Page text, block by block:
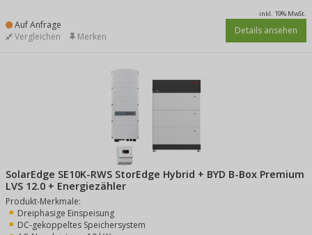
inkl. 19% MwSt.
Auf Anfrage Details ansehen
Vergleichen Merken
SolarEdge SE10K-RWS StorEdge Hybrid + BYD B-Box Premium
LVS 12.0 + Energiezähler
Produkt-Merkmale:
Dreiphasige Einspeisung
DC-gekoppeltes Speichersystem